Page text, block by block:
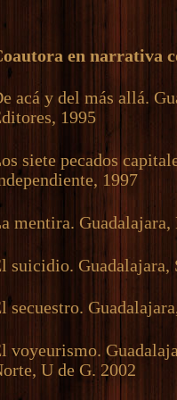
en narrativa
acá y del más allá.
1995
siete pecados
1997
mentira.
suicidio. Guadalajara,
secuestro.
voyeurismo.
U de G. 2002